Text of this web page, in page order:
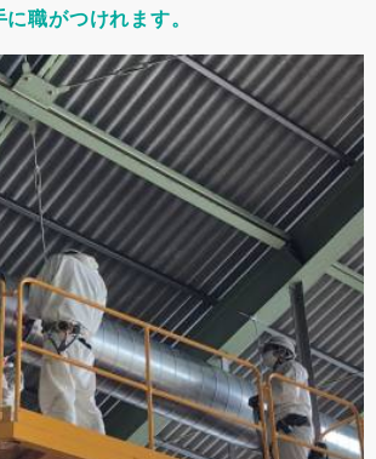
職がつけれます。